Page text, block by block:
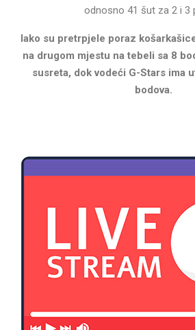
odnosno 41 šut za 2 i 3
Iako su pretrpjele poraz
na drugom mjestu na tebeli sa 8
susreta, dok vodeći G-Stars ima
bodova.